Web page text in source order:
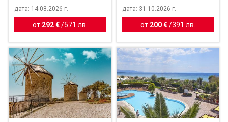
дата: 14.08.2026 г.
от 292 € /571 лв.
дата: 31.10.2026 г.
от 200 €/391 лв.